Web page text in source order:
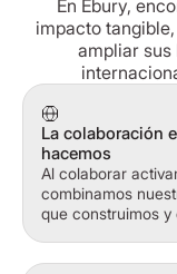
En Ebury,
impacto
ampliar sus
La colaboración
hacemos
Al colaborar
combinamos
que construimos